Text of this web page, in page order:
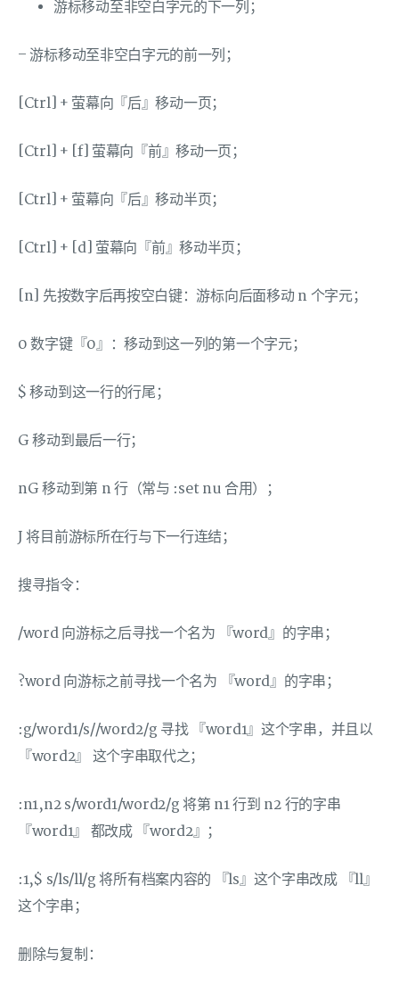
游标移动至非空白字元的下一列；
– 游标移动至非空白字元的前一列；
[Ctrl] + 萤幕向『后』移动一页；
[Ctrl] + [f] 萤幕向『前』移动一页；
[Ctrl] + 萤幕向『后』移动半页；
[Ctrl] + [d] 萤幕向『前』移动半页；
[n] 先按数字后再按空白键：游标向后面移动 n 个字元；
0 数字键『0』：移动到这一列的第一个字元；
$ 移动到这一行的行尾；
G 移动到最后一行；
nG 移动到第 n 行（常与 :set nu 合用）；
J 将目前游标所在行与下一行连结；
搜寻指令：
/word 向游标之后寻找一个名为 『word』的字串；
?word 向游标之前寻找一个名为 『word』的字串；
:g/word1/s//word2/g 寻找 『word1』这个字串，并且以
『word2』 这个字串取代之；
:n1,n2 s/word1/word2/g 将第 n1 行到 n2 行的字串
『word1』 都改成 『word2』；
:1,$ s/ls/ll/g 将所有档案内容的 『ls』这个字串改成 『ll』
这个字串；
删除与复制：